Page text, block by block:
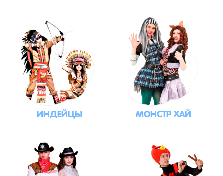
ИНДЕЙЦЫ МОНСТР ХАЙ